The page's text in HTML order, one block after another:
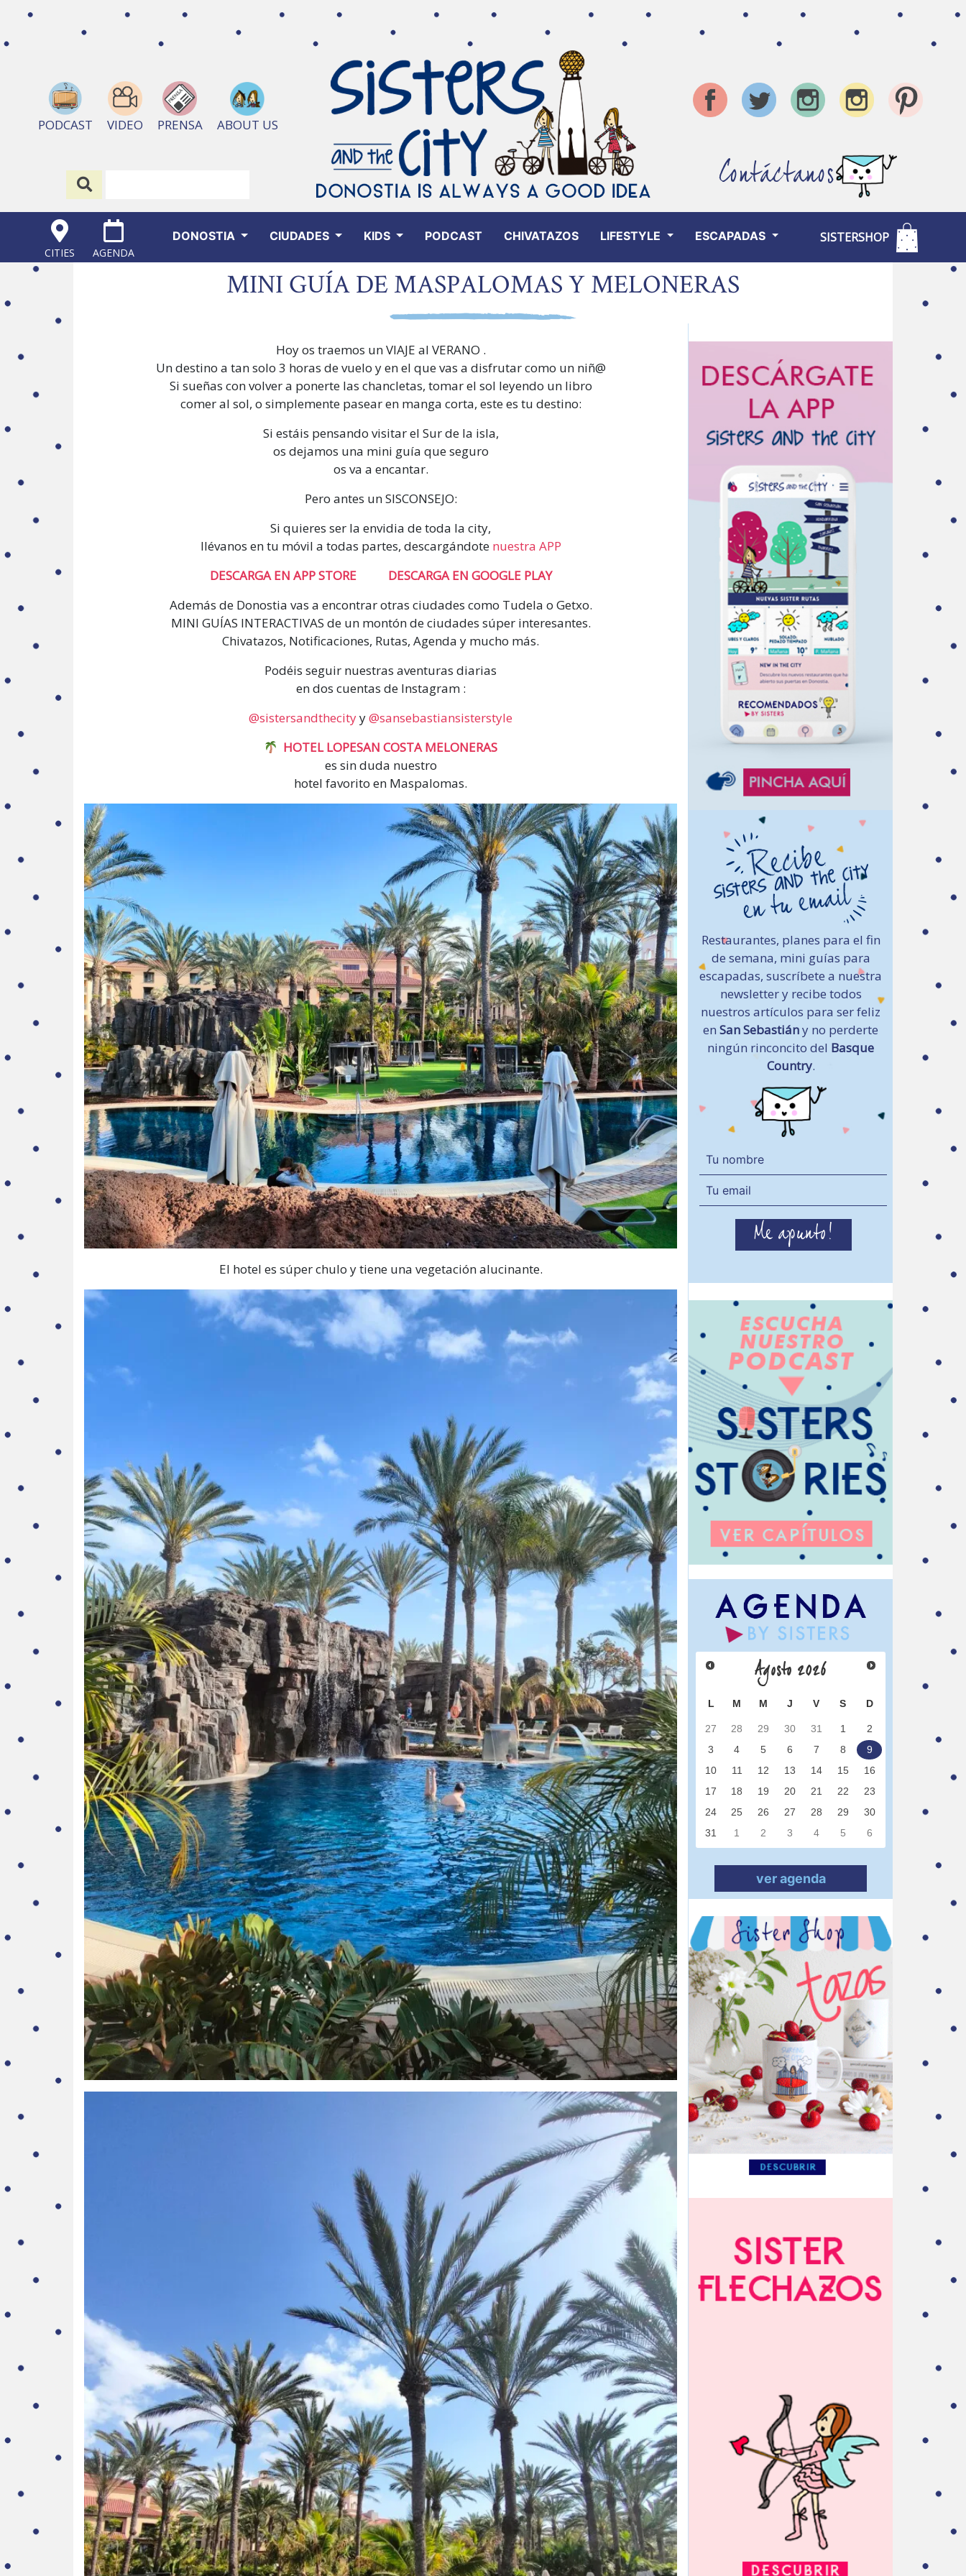
PODCAST VIDEO PRENSA ABOUT US
Contáctanos
CITIES AGENDA
DONOSTIA CIUDADES KIDS PODCAST CHIVATAZOS LIFESTYLE ESCAPADAS SISTERSHOP
MINI GUÍA DE MASPALOMAS Y MELONERAS
Hoy os traemos un VIAJE al VERANO .
Un destino a tan solo 3 horas de vuelo y en el que vas a disfrutar como un niñ@
Si sueñas con volver a ponerte las chancletas, tomar el sol leyendo un libro
comer al sol, o simplemente pasear en manga corta, este es tu destino:
Si estáis pensando visitar el Sur de la isla,
os dejamos una mini guía que seguro
os va a encantar.
Pero antes un SISCONSEJO:
Si quieres ser la envidia de toda la city,
llévanos en tu móvil a todas partes, descargándote nuestra APP
DESCARGA EN APP STORE
DESCARGA EN GOOGLE PLAY
Además de Donostia vas a encontrar otras ciudades como Tudela o Getxo.
MINI GUÍAS INTERACTIVAS de un montón de ciudades súper interesantes.
Chivatazos, Notificaciones, Rutas, Agenda y mucho más.
Podéis seguir nuestras aventuras diarias
en dos cuentas de Instagram :
@sistersandthecityy@sansebastiansisterstyle
HOTEL LOPESAN COSTA MELONERAS
es sin duda nuestro
hotel favorito en Maspalomas.
El hotel es súper chulo y tiene una vegetación alucinante.
Restaurantes, planes para el fin
de semana, mini guías para
escapadas, suscríbete a nuestra
newsletter y recibe todos
nuestros artículos para ser feliz
en San Sebastiány no perderte
ningún rinconcito del Basque
Country.
Agosto2026
L M M J V S D
27 28 29 30 31 1
2
3
4 5 6 7 8
9
10
11 12 13 14 15
16
17
18 19 20 21 22
23
24
25 26 27 28 29
30
31
1 2 3 4 5 6
ver agenda